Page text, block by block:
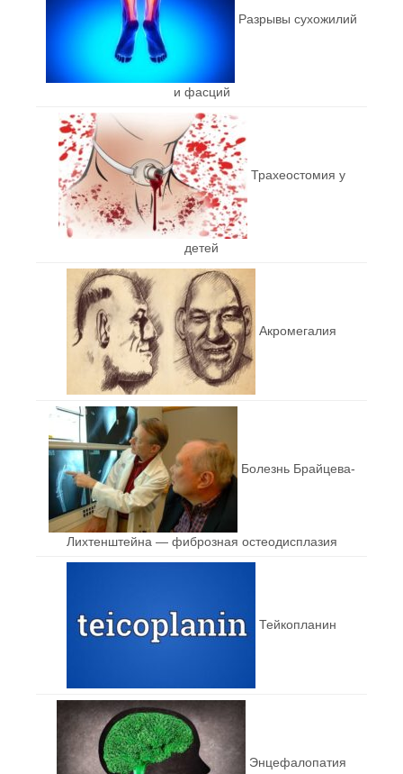
Разрывы сухожилий
и фасций
Трахеостомия у
детей
Акромегалия
Болезнь Брайцева-
Лихтенштейна — фиброзная остеодисплазия
Тейкопланин
Энцефалопатия